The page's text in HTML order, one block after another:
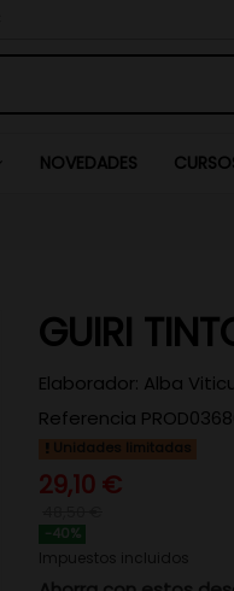
NOVEDADES
GUIRI
Elaborador: Alba
Referencia
Unidades limitadas
29,10 €
-40%
Impuestos incluidos